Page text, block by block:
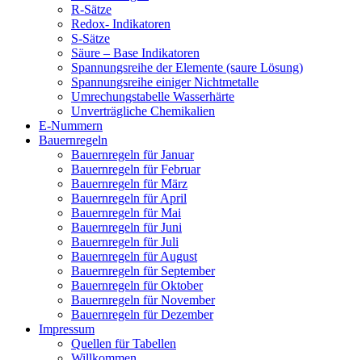
R-Sätze
Redox- Indikatoren
S-Sätze
Säure – Base Indikatoren
Spannungsreihe der Elemente (saure Lösung)
Spannungsreihe einiger Nichtmetalle
Umrechungstabelle Wasserhärte
Unverträgliche Chemikalien
E-Nummern
Bauernregeln
Bauernregeln für Januar
Bauernregeln für Februar
Bauernregeln für März
Bauernregeln für April
Bauernregeln für Mai
Bauernregeln für Juni
Bauernregeln für Juli
Bauernregeln für August
Bauernregeln für September
Bauernregeln für Oktober
Bauernregeln für November
Bauernregeln für Dezember
Impressum
Quellen für Tabellen